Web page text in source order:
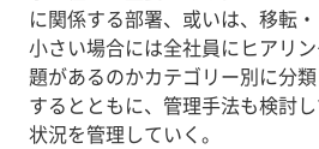
に関係する部署、或いは、移転
小さい場合には全社員にヒアリ
題があるのかカテゴリー別に分
するとともに、管理手法も検討
状況を管理していく。